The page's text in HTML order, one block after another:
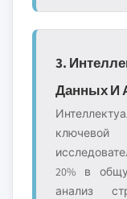
3.
Данных И
20% в
анализ